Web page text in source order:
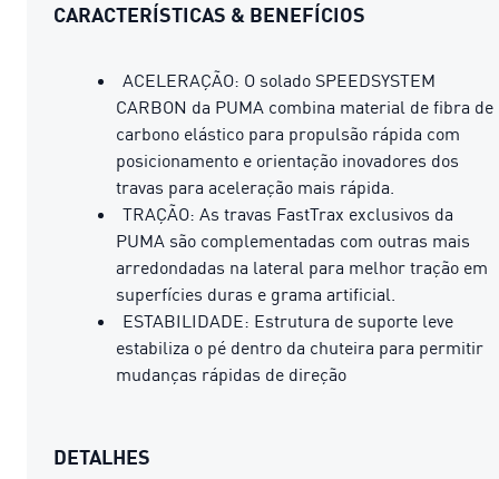
CARACTERÍSTICAS & BENEFÍCIOS
ACELERAÇÃO: O solado SPEEDSYSTEM
CARBON da PUMA combina material de fibra de
carbono elástico para propulsão rápida com
posicionamento e orientação inovadores dos
travas para aceleração mais rápida.
TRAÇÃO: As travas FastTrax exclusivos da
PUMA são complementadas com outras mais
arredondadas na lateral para melhor tração em
superfícies duras e grama artificial.
ESTABILIDADE: Estrutura de suporte leve
estabiliza o pé dentro da chuteira para permitir
mudanças rápidas de direção
DETALHES